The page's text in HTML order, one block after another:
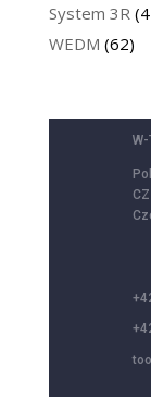
System 3R
WEDM (62)